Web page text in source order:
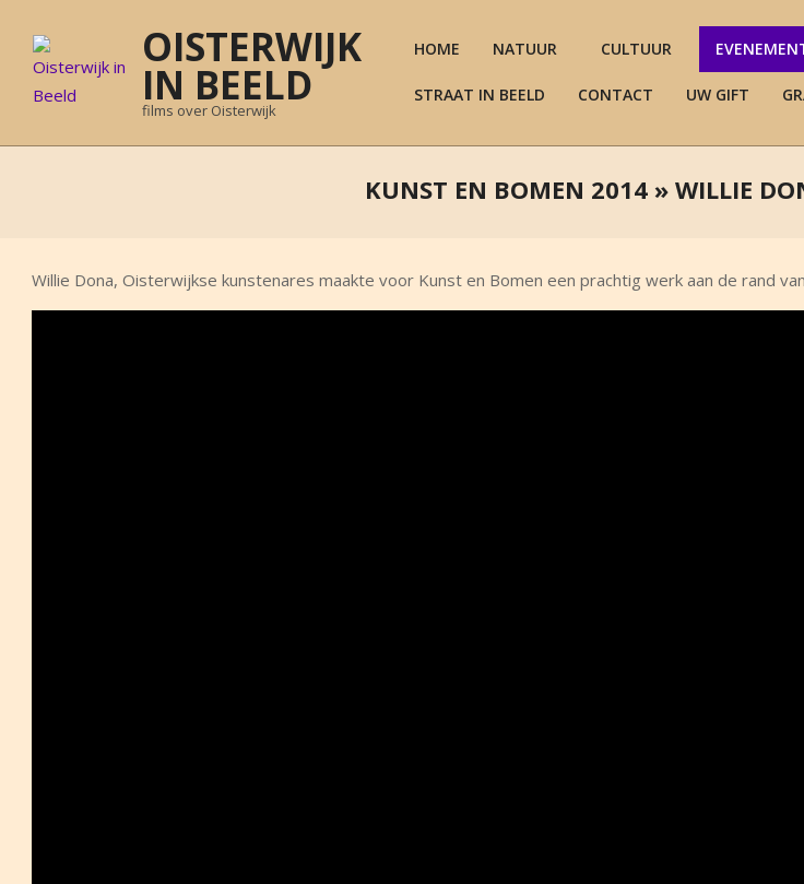
content
OISTERWIJK
IN BEELD
films over Oisterwijk
HOME NATUUR CULTUUR
STRAAT IN BEELD CONTACT UW GIFT
KUNST EN BOMEN 2014 » WILLIE
Willie Dona, Oisterwijkse kunstenares maakte voor Kunst en Bomen een prachtig werk aan de rand